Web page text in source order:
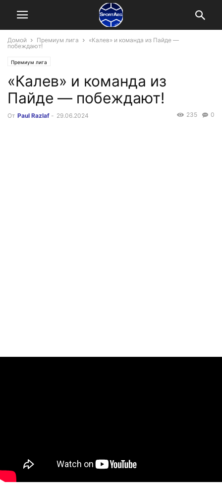
Домой Премиум лига
«Калев» и команда из Пайде —
побеждают!
Премиум лига
«Калев» и команда из
Пайде — побеждают!
От Paul Razlaf - 29.06.2024 0
235